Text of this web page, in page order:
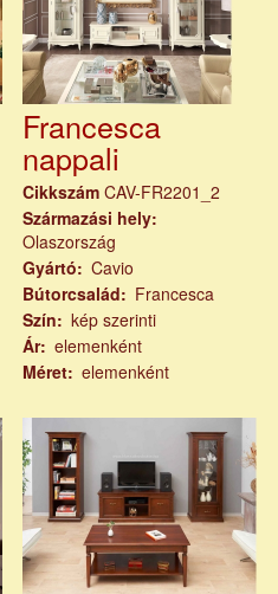
Francesca
nappali
Cikkszám CAV-FR2201_2
Származási hely
Olaszország
Gyártó
Cavio
Bútorcsalád
Francesca
Szín
kép szerinti
Ár
elemenként
Méret
elemenként